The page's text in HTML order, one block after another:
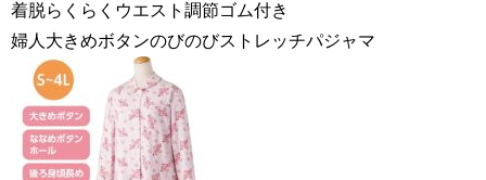
着脱らくらくウエスト調節ゴム付き
婦人大きめボタンのびのびストレッチパジャマ